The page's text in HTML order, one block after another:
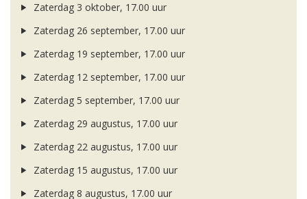
Zaterdag 3 oktober, 17.00 uur
Zaterdag 26 september, 17.00 uur
Zaterdag 19 september, 17.00 uur
Zaterdag 12 september, 17.00 uur
Zaterdag 5 september, 17.00 uur
Zaterdag 29 augustus, 17.00 uur
Zaterdag 22 augustus, 17.00 uur
Zaterdag 15 augustus, 17.00 uur
Zaterdag 8 augustus, 17.00 uur